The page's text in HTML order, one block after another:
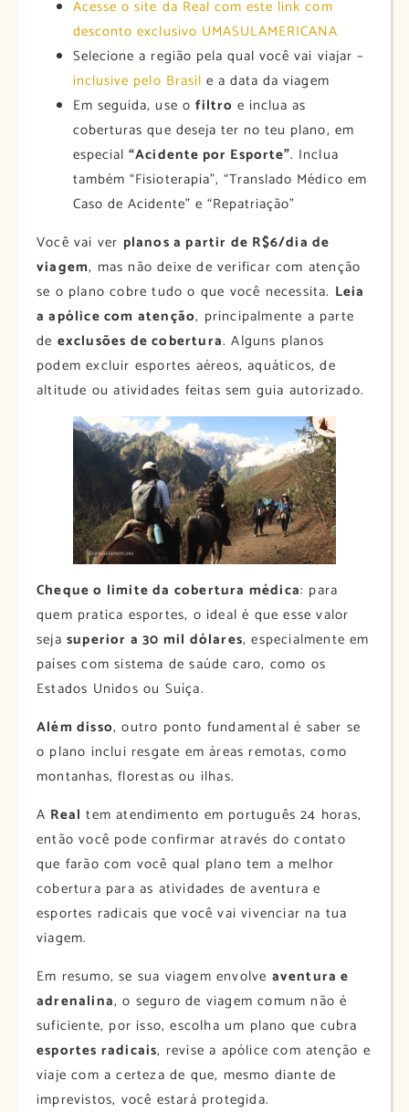
Acesse o site da Real com este link com
desconto exclusivo UMASULAMERICANA
Selecione a região pela qual você vai viajar –
inclusive pelo Brasil e a data da viagem
Em seguida, use o filtro e inclua as
coberturas que deseja ter no teu plano, em
especial“Acidente por Esporte”. Inclua
também “Fisioterapia”, “Translado Médico em
Caso de Acidente” e “Repatriação”
Você vai ver planos a partir de R$6/dia de
viagem, mas não deixe de verificar com atenção
se o plano cobre tudo o que você necessita. Leia
a apólice com atenção, principalmente a parte
de exclusões de cobertura. Alguns planos
podem excluir esportes aéreos, aquáticos, de
altitude ou atividades feitas sem guia autorizado.
Cheque o limite da cobertura médica: para
quem pratica esportes, o ideal é que esse valor
seja superior a 30 mil dólares, especialmente em
países com sistema de saúde caro, como os
Estados Unidos ou Suíça.
Além disso, outro ponto fundamental é saber se
o plano inclui resgate em áreas remotas, como
montanhas, florestas ou ilhas.
A Real tem atendimento em português 24 horas,
então você pode confirmar através do contato
que farão com você qual plano tem a melhor
cobertura para as atividades de aventura e
esportes radicais que você vai vivenciar na tua
viagem.
Em resumo, se sua viagem envolve aventura e
adrenalina, o seguro de viagem comum não é
suficiente, por isso, escolha um plano que cubra
esportes radicais, revise a apólice com atenção e
viaje com a certeza de que, mesmo diante de
imprevistos, você estará protegida.